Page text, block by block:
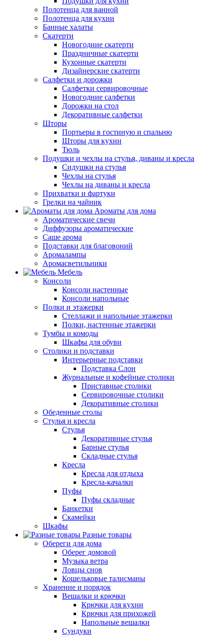
Полотенца для ванной
Полотенца для кухни
Банные халаты
Скатерти
Новогодние скатерти
Праздничные скатерти
Кухонные скатерти
Дизайнерские скатерти
Салфетки и дорожки
Салфетки сервировочные
Новогодние салфетки
Дорожки на стол
Декоративные салфетки
Шторы
Портьеры в гостиную и спальню
Шторы для кухни
Тюль
Подушки и чехлы на стулья, диваны и кресла
Сидушки на стулья
Чехлы на стулья
Чехлы на диваны и кресла
Прихватки и фартуки
Грелки на чайник
Ароматы для дома
Ароматические свечи
Диффузоры ароматические
Саше арома
Подставки для благовоний
Аромалампы
Аромасветильники
Мебель
Консоли
Консоли настенные
Консоли напольные
Полки и этажерки
Стеллажи и напольные этажерки
Полки, настенные этажерки
Тумбы и комоды
Шкафы для обуви
Столики и подставки
Интерьерные подставки
Подставка Слон
Журнальные и кофейные столики
Приставные столики
Сервировочные столики
Декоративные столики
Обеденные столы
Стулья и кресла
Стулья
Декоративные стулья
Барные стулья
Складные стулья
Кресла
Кресла для отдыха
Кресла-качалки
Пуфы
Пуфы складные
Банкетки
Скамейки
Шкафы
Разные товары
Обереги для дома
Оберег домовой
Музыка ветра
Ловцы снов
Кошельковые талисманы
Хранение и порядок
Вешалки и крючки
Крючки для кухни
Крючки для прихожей
Напольные вешалки
Сундуки